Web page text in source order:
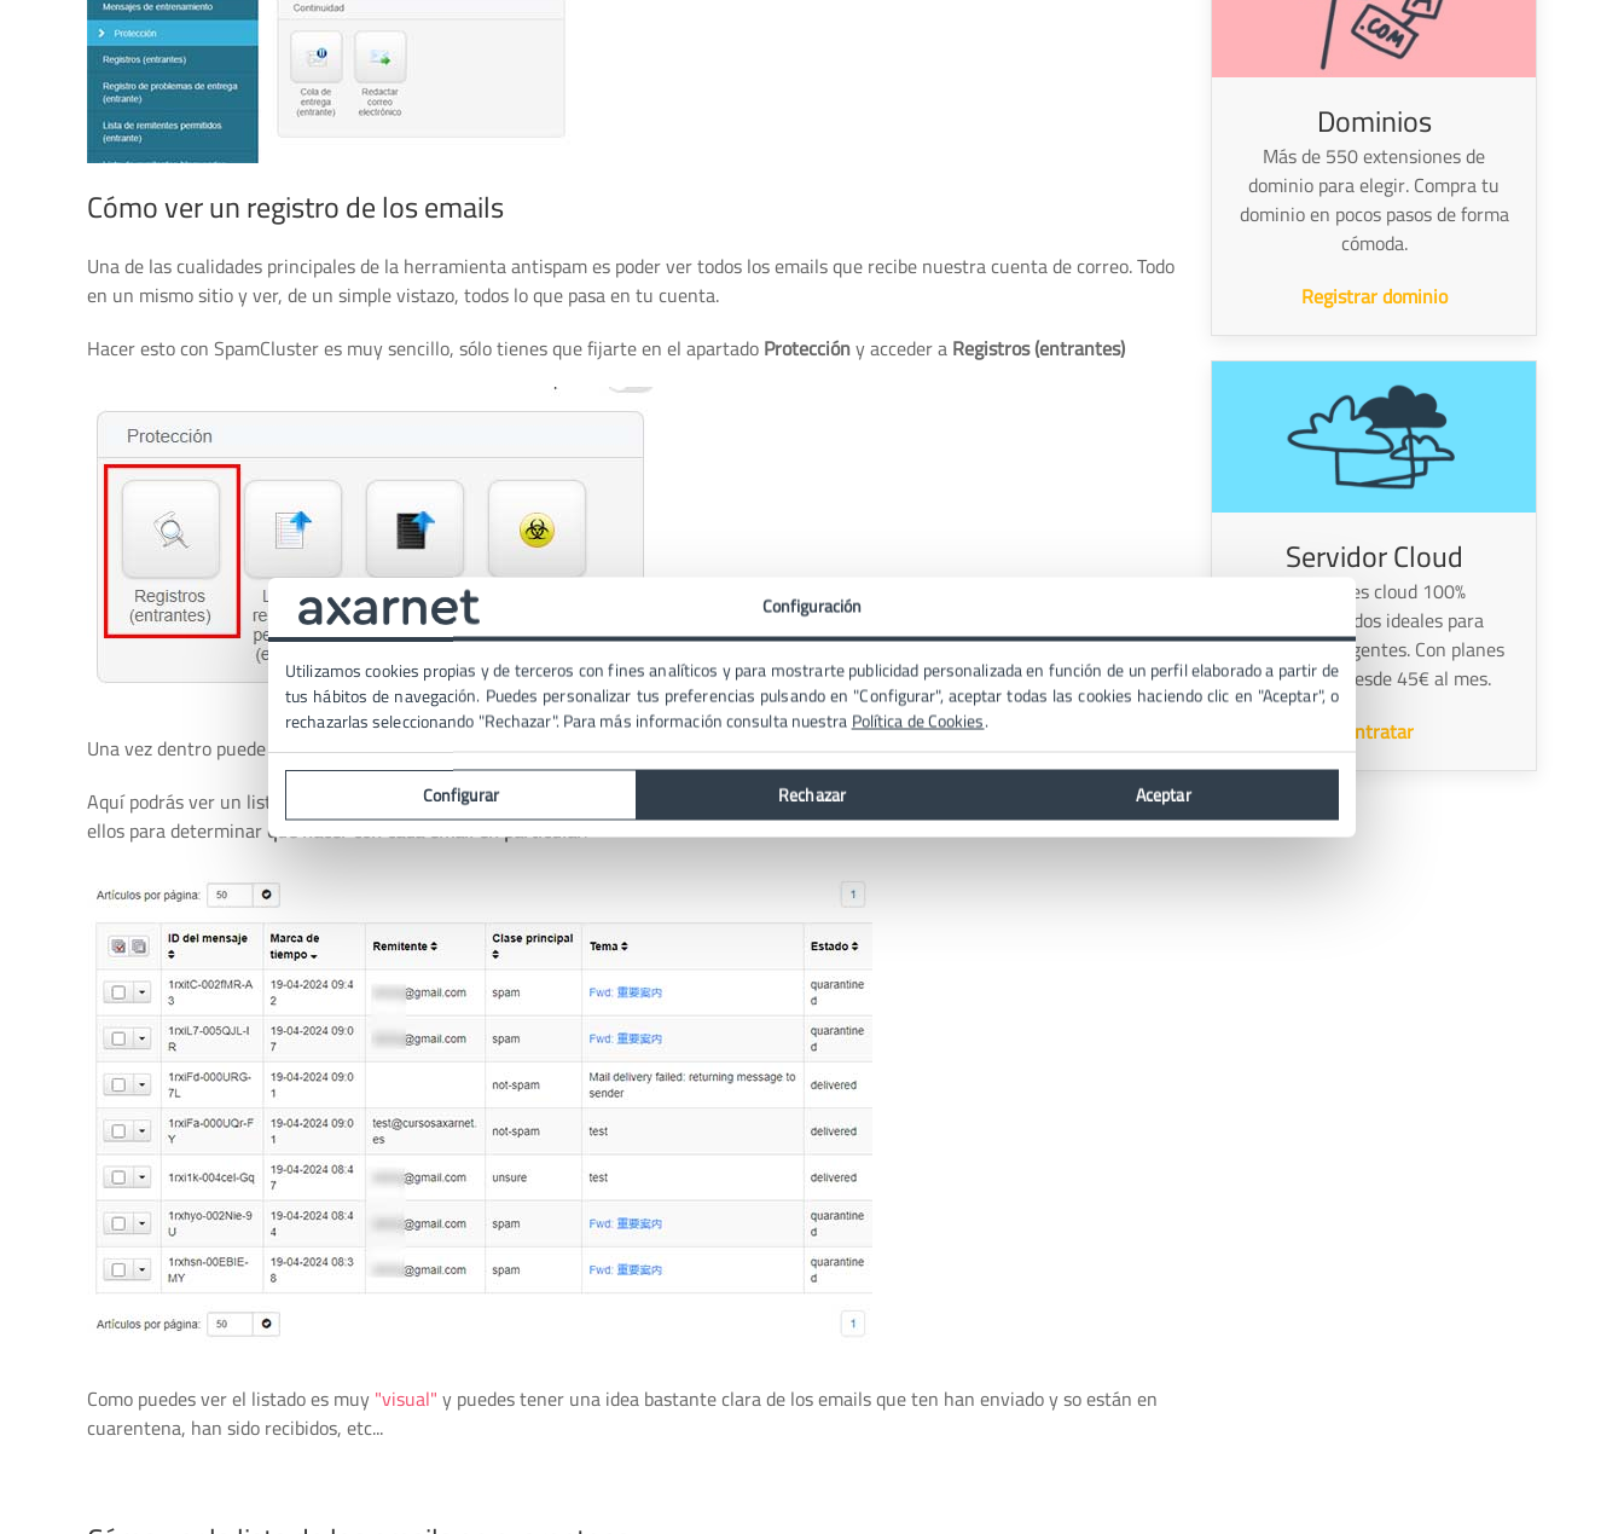
Cómo ver un registro de los emails
Una de las cualidades principales de la herramienta antispam es poder ver todos los emails que recibe nuestra cuenta de correo. Todo
en un mismo sitio y ver, de un simple vistazo, todos lo que pasa en tu cuenta.
Hacer esto con SpamCluster es muy sencillo, sólo tienes que fijarte en el apartadoProteccióny acceder aRegistros (entrantes)
Una vez dentro puede filtrar los mensajes de distintas formas, por ejemplo con una
Aquí podrás ver un listado de los emails y ver el estado de cada uno de ellos. También tienes un menú contextual en cada uno de
ellos para determinarqué hacer con cada email en particular.
Como puedes ver el listado es muy"visual"y puedes tener una idea bastante clara de los emails que ten han enviado y so están en
cuarentena, han sido recibidos, etc...
Dominios
Más de 550 extensiones de
dominio para elegir. Compra tu
dominio en pocos pasos de forma
cómoda.
Registrar dominio
Servidor Cloud
Servidores cloud 100%
administrados ideales para
proyectos exigentes. Con planes
escalables desde 45€ al mes.
Contratar
Configuración
Utilizamos cookies propias y de terceros con fines analíticos y para mostrarte publicidad personalizada en función de un perfil elaborado a partir de
tus hábitos de navegación. Puedes personalizar tus preferencias pulsando en "Configurar", aceptar todas las cookies haciendo clic en "Aceptar", o
rechazarlas seleccionando "Rechazar". Para más información consulta nuestraPolítica de Cookies.
Configurar Rechazar Aceptar